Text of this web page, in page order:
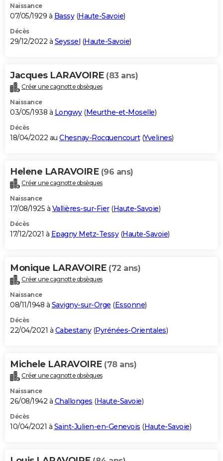
Naissance
07/05/1929 à Bassy(Haute-Savoie)
Décès
29/12/2022 à Seyssel (Haute-Savoie)
Jacques LARAVOIRE (83 ans)
Créer une cagnotte obsèques
Naissance
03/05/1938 à Longwy(Meurthe-et-Moselle)
Décès
18/04/2022 au Chesnay-Rocquencourt(Yvelines)
Helene LARAVOIRE (96 ans)
Créer une cagnotte obsèques
Naissance
17/08/1925 à Vallières-sur-Fier(Haute-Savoie)
Décès
17/12/2021 à Epagny Metz-Tessy(Haute-Savoie)
Monique LARAVOIRE (72 ans)
Créer une cagnotte obsèques
Naissance
08/11/1948 à Savigny-sur-Orge (Essonne)
Décès
22/04/2021 à Cabestany(Pyrénées-Orientales)
Michele LARAVOIRE (78 ans)
Créer une cagnotte obsèques
Naissance
26/08/1942 à Challonges (Haute-Savoie)
Décès
10/04/2021 à Saint-Julien-en-Genevois (Haute-Savoie)